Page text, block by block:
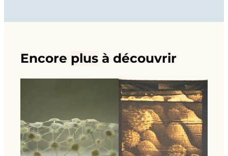
Encore plus à découvrir